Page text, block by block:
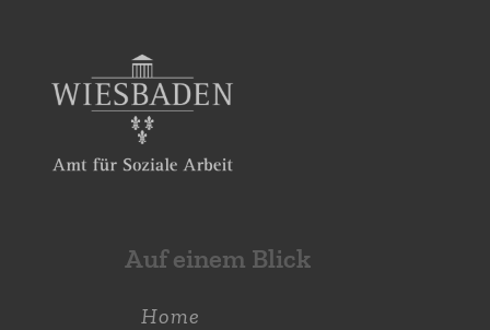
Auf einem Blick
Home